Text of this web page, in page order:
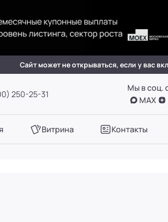
505)
153)
оф. 411
780)
661)
Сайт может не открываться, если у вас
250-25-31
Мы в соц.
MAX
Витрина Контакты